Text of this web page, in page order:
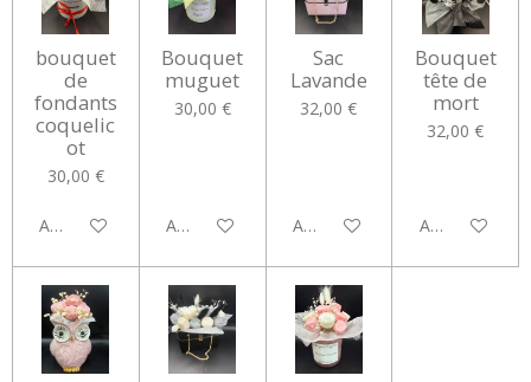
bouquet
de
fondants
coquelic
ot
30,00 €
Ajouter au panier
Bouquet
muguet
30,00 €
Ajouter au panier
Sac
Lavande
32,00 €
Ajouter au panier
Bouquet
tête de
mort
32,00 €
Ajouter au